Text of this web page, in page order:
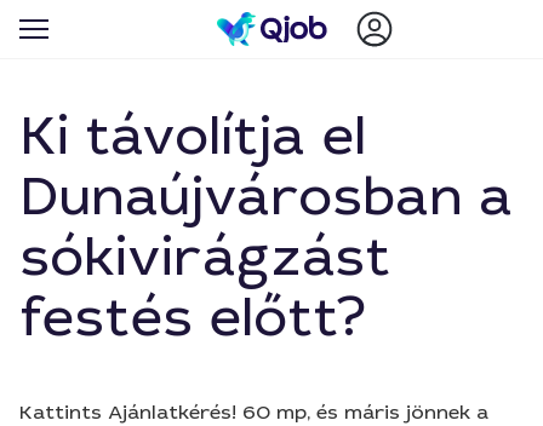
Ki távolítja el
Dunaújvárosban a
sókivirágzást
festés előtt?
Kattints Ajánlatkérés! 60 mp, és máris jönnek a